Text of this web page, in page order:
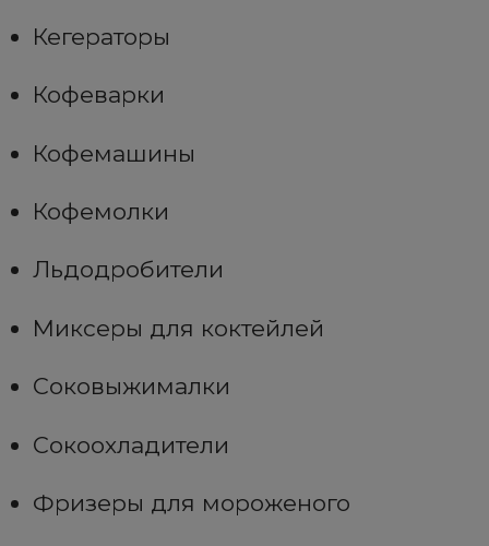
Кегераторы
Кофеварки
Кофемашины
Кофемолки
Льдодробители
Миксеры для коктейлей
Соковыжималки
Сокоохладители
Фризеры для мороженого